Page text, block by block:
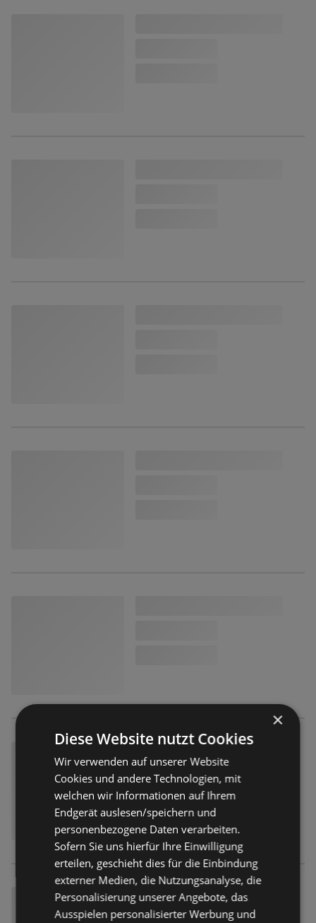
×
Diese Website nutzt Cookies
Wir verwenden auf unserer Website
Cookies und andere Technologien, mit
welchen wir Informationen auf Ihrem
Endgerät auslesen/speichern und
personenbezogene Daten verarbeiten.
Sofern Sie uns hierfür Ihre Einwilligung
erteilen, geschieht dies für die Einbindung
externer Medien, die Nutzungsanalyse, die
Personalisierung unserer Angebote, das
Ausspielen personalisierter Werbung und